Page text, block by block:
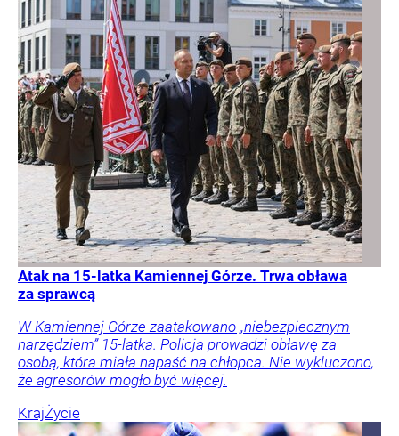
Atak na 15-latka Kamiennej Górze. Trwa obława
za sprawcą
W Kamiennej Górze zaatakowano „niebezpiecznym
narzędziem” 15-latka. Policja prowadzi obławę za
osobą, która miała napaść na chłopca. Nie wykluczono,
że agresorów mogło być więcej.
KrajŻycie